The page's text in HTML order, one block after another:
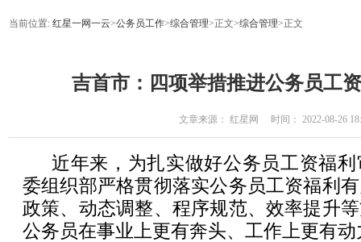
当前位置: 红星一网一云>公务员工作>综合管理>正文>综合管理>正文
吉首市：四项举措推进公务员工
文章来源： 红星网 时间： 2022-08-26
近年来，为扎实做好公务员工资福
委组织部严格贯彻落实公务员工资福利
政策、动态调整、程序规范、效率提升
公务员在事业上更有奔头、工作上更有